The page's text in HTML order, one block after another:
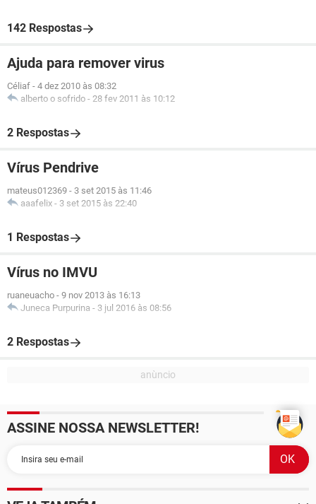
142 Respostas
Ajuda para remover virus
Céliaf - 4 dez 2010 às 08:32
alberto o sofrido - 28 fev 2011 às 10:12
2 Respostas
Vírus Pendrive
mateus012369 - 3 set 2015 às 11:46
aaafelix - 3 set 2015 às 22:40
1 Respostas
Vírus no IMVU
ruaneuacho - 9 nov 2013 às 16:13
Juneca Purpurina - 3 jul 2016 às 08:56
2 Respostas
ASSINE NOSSA NEWSLETTER!